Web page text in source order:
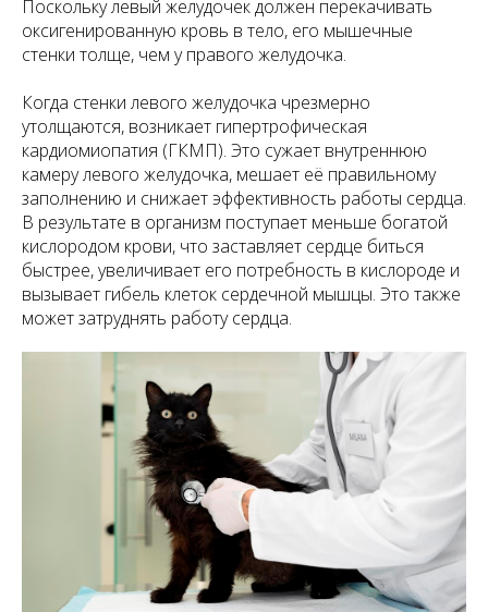
Поскольку левый желудочек должен перекачивать
оксигенированную кровь в тело, его мышечные
стенки толще, чем у правого желудочка.
Когда стенки левого желудочка чрезмерно
утолщаются, возникает гипертрофическая
кардиомиопатия (ГКМП). Это сужает внутреннюю
камеру левого желудочка, мешает её правильному
заполнению и снижает эффективность работы сердца.
В результате в организм поступает меньше богатой
кислородом крови, что заставляет сердце биться
быстрее, увеличивает его потребность в кислороде и
вызывает гибель клеток сердечной мышцы. Это также
может затруднять работу сердца.